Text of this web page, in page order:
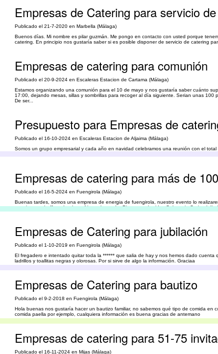
Empresas de Catering para servicio
Publicado el 21-7-2020 en Marbella (Málaga)
Buenos días. Mi nombre es pilar guzmán. Me pongo en contacto con usted porque
catering. En principio nos gustaría saber si es posible disponer de servicio de catering
Empresas de catering para comunión
Publicado el 20-9-2024 en Escaleras Estacion de Cartama (Málaga)
Estamos organizando una comunión para el 10 de mayo y nos gustaría saber cuánto
17:00, dejando mesas, sillas y sombrillas para recoger al día siguiente. Serian unas
De ser...
Presupuesto para Empresas de
Publicado el 16-10-2024 en Escaleras Estacion de Aljaima (Málaga)
Somos un grupo empresarial y cada año en navidad celebramos una reunión con el
Empresas de catering para más de
Publicado el 16-5-2024 en Fuengirola (Málaga)
Buenas tardes, somos una empresa de energia de fuengirola, nuestro evento lo
catering con buffete de platos frios sobre todo. Picoteo embutidos Salmorejo Seria el dia
Empresas de Catering para jubilación
Publicado el 1-10-2019 en Fuengirola (Málaga)
El fregadero e intentado quitar toda la ****** que salia de hay y nos hemos dado
ladrillos y toallitas negras y olorosas. Por si sirve de algo la información. Graciaa
Empresas de Catering para bautizo
Publicado el 9-2-2018 en Fuengirola (Málaga)
Hola buenas nos gustaría hacer un bautizo familiar, no sabemos qué tipo de comida
comida paella por ejemplo, cualquiera información es buena gracias de antemano
Empresas de catering para 51-75
Publicado el 16-11-2024 en Mijas (Málaga)